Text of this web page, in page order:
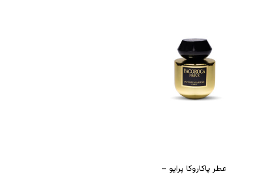
عطر پاکاروکا پرایو –